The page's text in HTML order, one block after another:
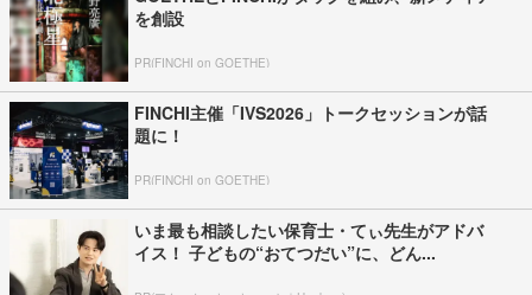
を創設
PR(FINCHI on GOETHE)
FINCHI主催「IVS2026」トークセッションが話
題に！
PR(FINCHI on GOETHE)
いま最も相談したい保育士・てぃ先生がアドバ
イス！ 子どもの“おてつだい”に、どん...